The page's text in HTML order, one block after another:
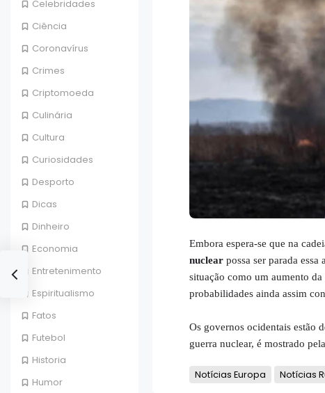
Celebridades
Ciência
Coronavírus
Crimes
Criptomoeda
Culinária
Cultura
Curiosidades
Desporto
Dicas
Dinheiro
Economia
Entretenimento
Espiritualismo
Fatos
Futebol
Historia
Humor
Embora espera-se que na
nuclearpossa ser parada essa
situação como um aumento
probabilidades ainda assim
Os governos ocidentais estão
guerra nuclear, é mostrado
Notícias Europa Notícias